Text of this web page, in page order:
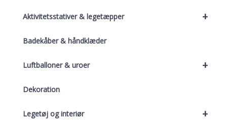
+
Aktivitetsstativer & legetæpper
Badekåber & håndklæder
+
Luftballoner & uroer
Dekoration
+
Legetøj og interiør